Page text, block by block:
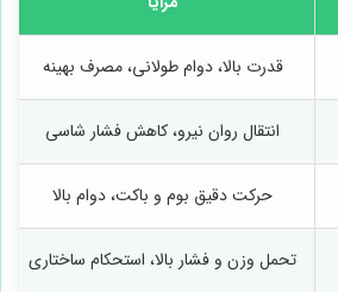
قدرت بالا، دوام طولانی، مصرف بهینه
انتقال روان نیرو، کاهش فشار شاسی
حرکت دقیق بوم و باکت، دوام بالا
تحمل وزن و فشار بالا، استحکام ساختاری